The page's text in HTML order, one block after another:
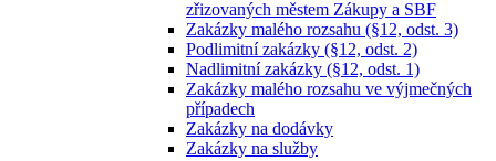
zřizovaných městem Zákupy a SBF
Zakázky malého rozsahu (§12, odst. 3)
Podlimitní zakázky (§12, odst. 2)
Nadlimitní zakázky (§12, odst. 1)
Zakázky malého rozsahu ve výjmečných
případech
Zakázky na dodávky
Zakázky na služby